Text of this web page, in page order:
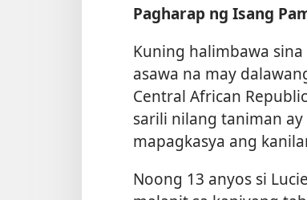
Pagharap ng Isang
Kuning halimbawa
asawa na may
Central African
sarili nilang taniman
mapagkasya ang
Noong 13 anyos si